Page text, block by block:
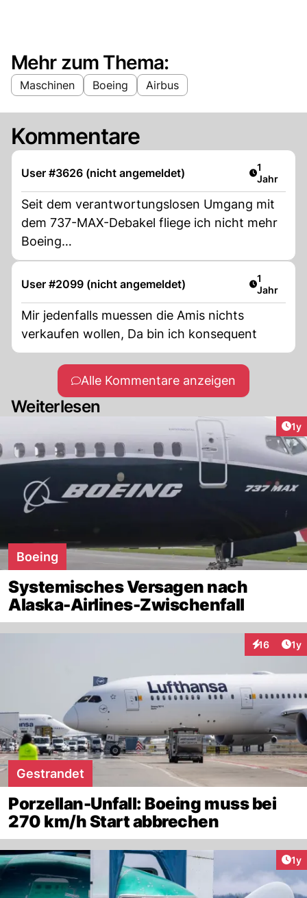
Mehr zum Thema:
Maschinen Boeing Airbus
Kommentare
User #3626 (nicht angemeldet) Artikel
1
Jahr
Seit dem verantwortungslosen Umgang mit
dem 737-MAX-Debakel fliege ich nicht mehr
Boeing…
User #2099 (nicht angemeldet) Artikel
1
Jahr
Mir jedenfalls muessen die Amis nichts
verkaufen wollen, Da bin ich konsequent
Alle Kommentare anzeigen
Weiterlesen
1y
Boeing
Systemisches Versagen nach
Alaska-Airlines-Zwischenfall
16 1y
Gestrandet
Porzellan-Unfall: Boeing muss bei
270 km/h Start abbrechen
1y